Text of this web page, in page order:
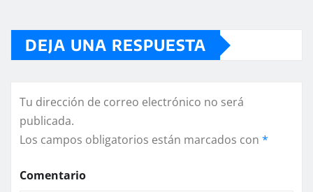
DEJA UNA RESPUESTA
Tu dirección de correo electrónico no será
publicada.
Los campos obligatorios están marcados con *
Comentario